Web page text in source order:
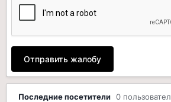
Отправить жалобу
Последние посетители 0